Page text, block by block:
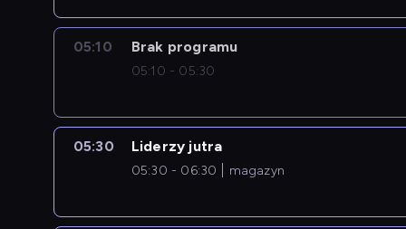
05:10 Brak programu
05:10 - 05:30
05:30 Liderzy jutra
05:30 - 06:30 magazyn